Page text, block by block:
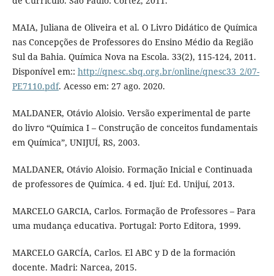
MAIA, Juliana de Oliveira et al. O Livro Didático de Química
nas Concepções de Professores do Ensino Médio da Região
Sul da Bahia. Química Nova na Escola. 33(2), 115-124, 2011.
Disponível em:: http://qnesc.sbq.org.br/online/qnesc33_2/07-
PE7110.pdf. Acesso em: 27 ago. 2020.
MALDANER, Otávio Aloisio. Versão experimental de parte
do livro “Química I – Construção de conceitos fundamentais
em Química”, UNIJUÍ, RS, 2003.
MALDANER, Otávio Aloisio. Formação Inicial e Continuada
de professores de Química. 4 ed. Ijuí: Ed. Unijuí, 2013.
MARCELO GARCIA, Carlos. Formação de Professores – Para
uma mudança educativa. Portugal: Porto Editora, 1999.
MARCELO GARCÍA, Carlos. El ABC y D de la formación
docente. Madri: Narcea, 2015.